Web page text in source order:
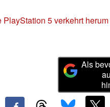
5 verkehrt herum
Als